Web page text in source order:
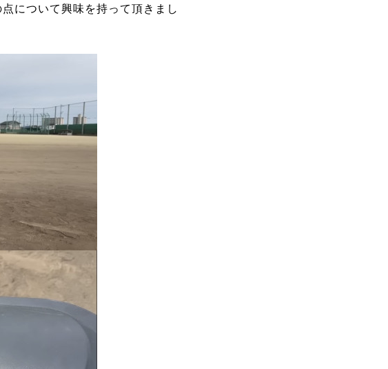
点について興味を持って頂きまし